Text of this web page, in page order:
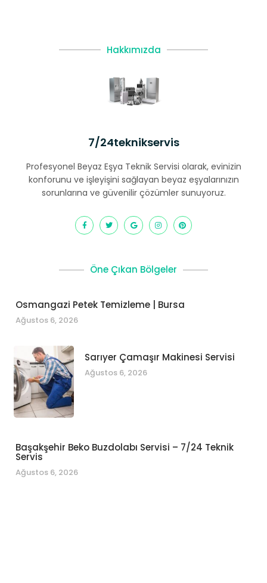
Hakkımızda
7/24teknikservis
Profesyonel Beyaz Eşya Teknik Servisi olarak, evinizin
konforunu ve işleyişini sağlayan beyaz eşyalarınızın
sorunlarına ve güvenilir çözümler sunuyoruz.
Öne Çıkan Bölgeler
Osmangazi Petek Temizleme | Bursa
Ağustos 6, 2026
Sarıyer Çamaşır Makinesi Servisi
Ağustos 6, 2026
Başakşehir Beko Buzdolabı Servisi – 7/24 Teknik
Servis
Ağustos 6, 2026